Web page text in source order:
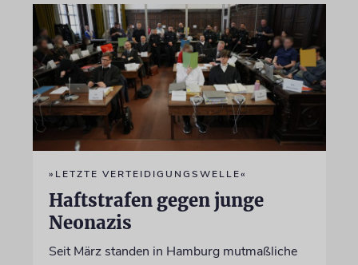
»LETZTE VERTEIDIGUNGSWELLE«
Haftstrafen gegen junge
Neonazis
Seit März standen in Hamburg mutmaßliche